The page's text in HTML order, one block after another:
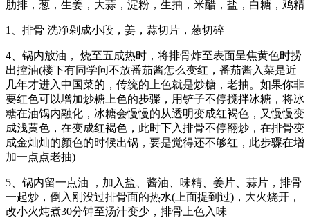
肋排，葱，生姜，大蒜，淀粉，生抽，米醋，盐，白糖，鸡精
1、排骨 洗净剁成小段，姜，蒜切片，葱切碎
4、锅内放油， 烧至五成热时，将排骨炸至表面呈焦黄色时捞
出控油(楼下有同学问不放番茄酱怎么变红，番茄酱入菜是近
几年才进入中国菜的，传统的上色就是炒糖，老抽。如果你非
要红色可以增加炒糖上色的步骤，用铲子不停搅拌冰糖，将冰
糖在油锅内融化，冰糖会慢慢的从透明变成红褐色，又慢慢变
成浅黄色，在变成红褐色，此时下入排骨不停翻炒，在排骨变
成金灿灿的颜色的时候出锅，要是觉得还不够红，此步骤在增
加一点点老抽)
5、锅内留一点油 ，加入盐、酱油、味精、姜片、蒜片，排骨
一起炒，倒入刚没过排骨面的热水(上面提到过)，大火烧开，
改小火炖煮30分钟至汤汁变少，排骨上色入味